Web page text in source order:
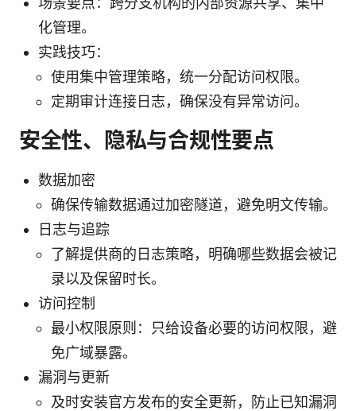
化管理。
实践技巧：
使用集中管理策略，统一分配访问权限。
定期审计连接日志，确保没有异常访问。
安全性、隐私与合规性要点
数据加密
确保传输数据通过加密隧道，避免明文传输。
日志与追踪
了解提供商的日志策略，明确哪些数据会被记
录以及保留时长。
访问控制
最小权限原则：只给设备必要的访问权限，避
免广域暴露。
漏洞与更新
及时安装官方发布的安全更新，防止已知漏洞